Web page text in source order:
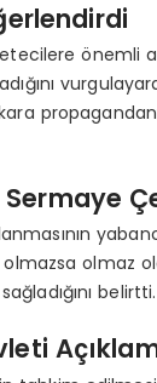
önemli
Sermaye
olmazsa olmaz
belirtti.